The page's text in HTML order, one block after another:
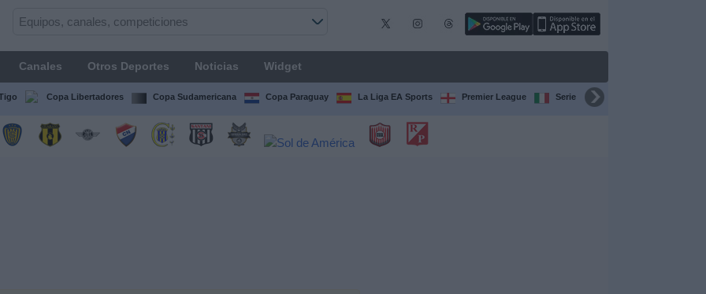
Canales Otros Deportes Noticias Widget
Copa Libertadores Copa Sudamericana Copa Paraguay La Liga EA Sports Premier League Serie A Italiana